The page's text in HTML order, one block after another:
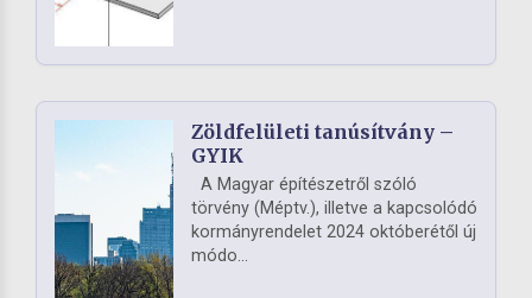
Zöldfelületi tanúsítvány –
GYIK
A Magyar építészetről szóló
törvény (Méptv.), illetve a kapcsolódó
kormányrendelet 2024 októberétől új
módo...